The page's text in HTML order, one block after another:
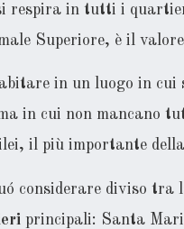
si respira in tutti i
Superiore, è il
in un luogo in
in cui non mancano
il più importante
considerare diviso tra
principali: Santa